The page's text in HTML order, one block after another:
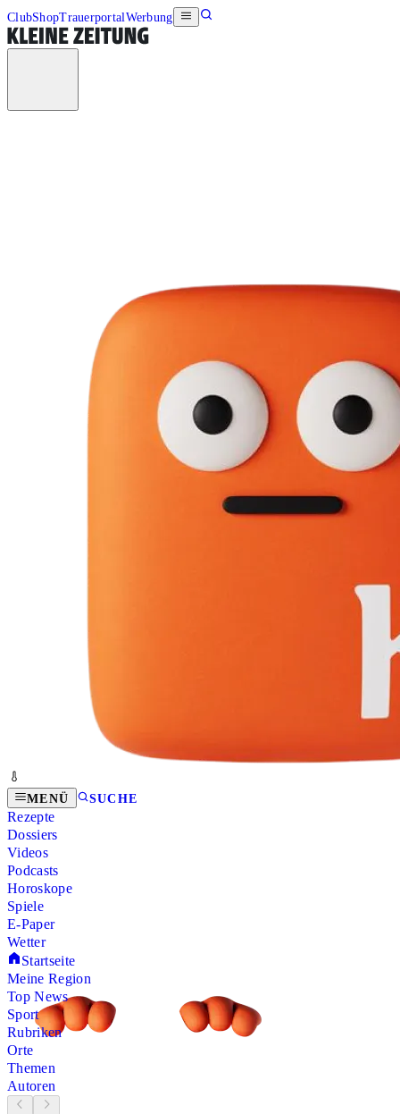
ClubShopTrauerportalWerbung
MENÜ SUCHE
Rezepte
Dossiers
Videos
Podcasts
Horoskope
Spiele
E-Paper
Wetter
Startseite
Meine Region
Top News
Sport
Rubriken
Orte
Themen
Autoren